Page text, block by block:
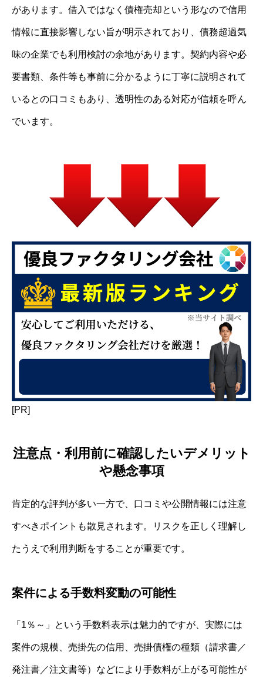
があります。借入ではなく債権売却という形なので信用
情報に直接影響しない旨が明示されており、債務超過気
味の企業でも利用検討の余地があります。契約内容や必
要書類、条件等も事前に分かるように丁寧に説明されて
いるとの口コミもあり、透明性のある対応が信頼を呼ん
でいます。
[PR]
注意点・利用前に確認したいデメリット
や懸念事項
肯定的な評判が多い一方で、口コミや公開情報には注意
すべきポイントも散見されます。リスクを正しく理解し
たうえで利用判断をすることが重要です。
案件による手数料変動の可能性
「1％～」という手数料表示は魅力的ですが、実際には
案件の規模、売掛先の信用、売掛債権の種類（請求書／
発注書／注文書等）などにより手数料が上がる可能性が